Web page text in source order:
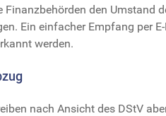
den Umstand
Ein einfacher Empfang per
werden.
nach Ansicht des DStV